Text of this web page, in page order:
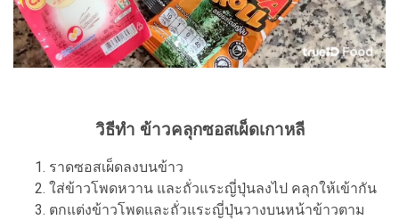
วิธีทำ ข้าวคลุกซอสเผ็ดเกาหลี
ราดซอสเผ็ดลงบนข้าว
ใส่ข้าวโพดหวาน และถั่วแระญี่ปุ่นลงไป คลุกให้เข้ากัน
ตกแต่งข้าวโพดและถั่วแระญี่ปุ่นวางบนหน้าข้าวตาม